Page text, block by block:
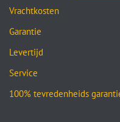
Vrachtkosten
Garantie
Levertijd
Service
100% tevredenheids